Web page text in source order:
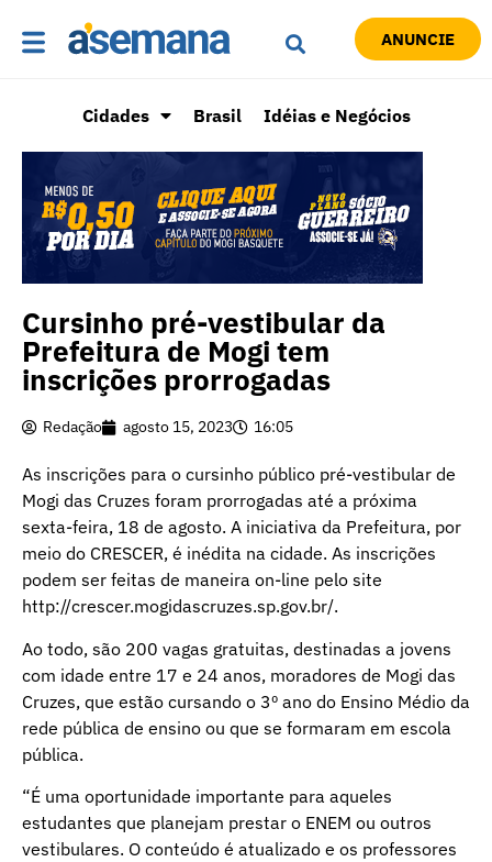
ANUNCIE
Cidades Brasil Idéias e Negócios
Cursinho pré-vestibular da
Prefeitura de Mogi tem
inscrições prorrogadas
Redação agosto 15, 2023 16:05
As inscrições para o cursinho público pré-vestibular de
Mogi das Cruzes foram prorrogadas até a próxima
sexta-feira, 18 de agosto. A iniciativa da Prefeitura, por
meio do CRESCER, é inédita na cidade. As inscrições
podem ser feitas de maneira on-line pelo site
http://crescer.mogidascruzes.sp.gov.br/.
Ao todo, são 200 vagas gratuitas, destinadas a jovens
com idade entre 17 e 24 anos, moradores de Mogi das
Cruzes, que estão cursando o 3º ano do Ensino Médio da
rede pública de ensino ou que se formaram em escola
pública.
“É uma oportunidade importante para aqueles
estudantes que planejam prestar o ENEM ou outros
vestibulares. O conteúdo é atualizado e os professores